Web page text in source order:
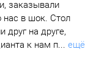
заказывали
нас в шок. Стол
друг на друге,
к нам п... ещё